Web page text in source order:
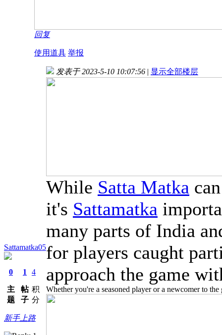
回复
使用道具 举报
Sattamatka05
0
主
题
1
帖
子
4
积
分
新手上路
发表于 2023-5-10 10:07:56 | 显示全部楼层
While Satta Matka
it's Sattamatka
many parts of India
for players caught
approach the game
Whether you're a seasoned player or a newcomer to